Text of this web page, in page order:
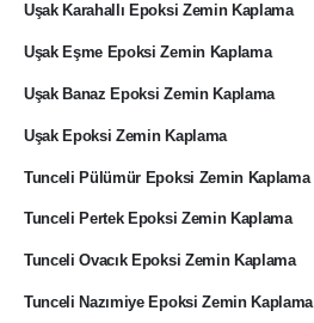
Uşak Karahallı Epoksi Zemin Kaplama
Uşak Eşme Epoksi Zemin Kaplama
Uşak Banaz Epoksi Zemin Kaplama
Uşak Epoksi Zemin Kaplama
Tunceli Pülümür Epoksi Zemin Kaplama
Tunceli Pertek Epoksi Zemin Kaplama
Tunceli Ovacık Epoksi Zemin Kaplama
Tunceli Nazımiye Epoksi Zemin Kaplama